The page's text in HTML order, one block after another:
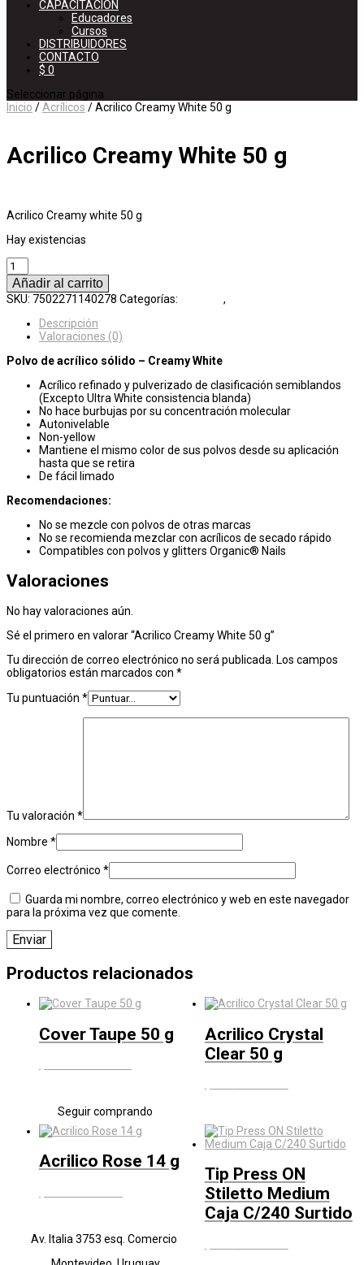
CAPACITACIÓN
Educadores
Cursos
DISTRIBUIDORES
CONTACTO
$ 0
Seleccionar página
Inicio / Acrílicos / Acrilico Creamy White 50 g
Acrilico Creamy White 50 g
Acrilico Creamy white 50 g
Hay existencias
Acrilico
Creamy
White
50
cantidad
Añadir al carrito
SKU: 7502271140278 Categorías: ,
Descripción
Valoraciones (0)
Polvo de acrílico sólido – Creamy White
Acrílico refinado y pulverizado de clasificación semiblandos
(Excepto Ultra White consistencia blanda)
No hace burbujas por su concentración molecular
Autonivelable
Non-yellow
Mantiene el mismo color de sus polvos desde su aplicación
hasta que se retira
De fácil limado
Recomendaciones:
No se mezcle con polvos de otras marcas
No se recomienda mezclar con acrílicos de secado rápido
Compatibles con polvos y glitters Organic® Nails
Valoraciones
No hay valoraciones aún.
Sé el primero en valorar “Acrilico Creamy White 50 g”
Tu dirección de correo electrónico no será publicada. Los campos
obligatorios están marcados con *
Tu puntuación *
Tu valoración *
Nombre *
Correo electrónico *
Guarda mi nombre, correo electrónico y web en este navegador
para la próxima vez que comente.
Productos relacionados
Cover Taupe 50 g
Acrilico Crystal
Clear 50 g
Acrilico Rose 14 g
Tip Press ON
Stiletto Medium
Caja C/240 Surtido
Seguir comprando
Av. Italia 3753 esq. Comercio